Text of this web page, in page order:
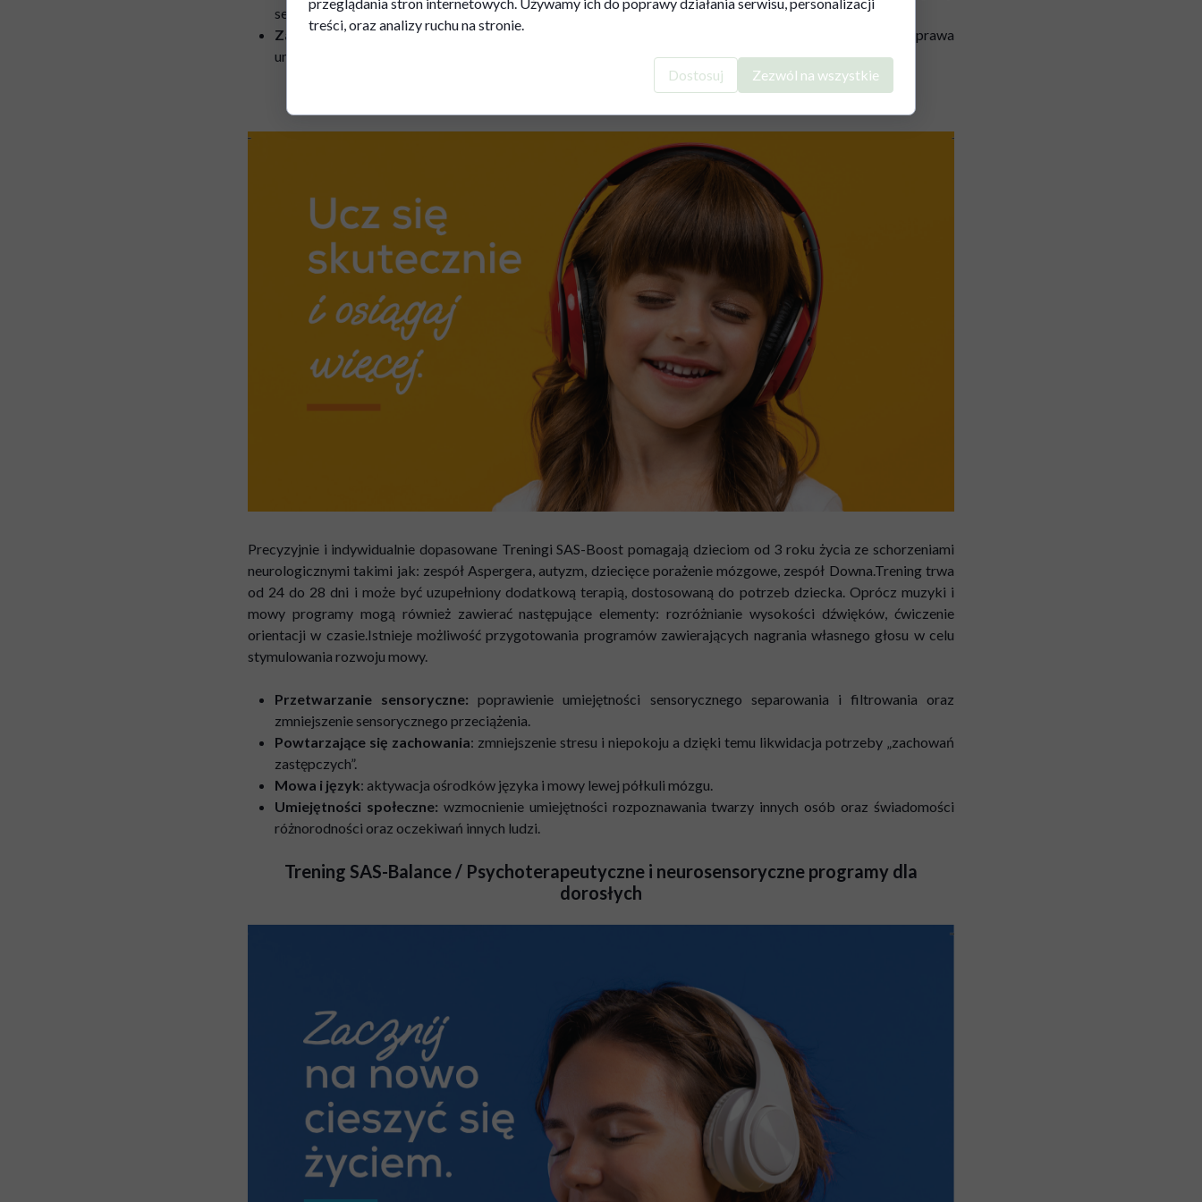
sensorycznej.
Zachowanie i motywacja: zredukowanie stresu i niepokoju wywołanych różnymi czynnikami, poprawa
umiejętności zarządzania czasem, planowania oraz odpowiedzialności za własne działania.
Wspiera dzieci z opóźnieniami/ zaburzeniami w rozwoju
Precyzyjnie i indywidualnie dopasowane Treningi SAS-Boost pomagają dzieciom od 3 roku życia ze schorzeniami
neurologicznymi takimi jak: zespół Aspergera, autyzm, dziecięce porażenie mózgowe, zespół Downa.Trening trwa
od 24 do 28 dni i może być uzupełniony dodatkową terapią, dostosowaną do potrzeb dziecka. Oprócz muzyki i
mowy programy mogą również zawierać następujące elementy: rozróżnianie wysokości dźwięków, ćwiczenie
orientacji w czasie.Istnieje możliwość przygotowania programów zawierających nagrania własnego głosu w celu
stymulowania rozwoju mowy.
Przetwarzanie sensoryczne: poprawienie umiejętności sensorycznego separowania i filtrowania oraz
zmniejszenie sensorycznego przeciążenia.
Powtarzające się zachowania: zmniejszenie stresu i niepokoju a dzięki temu likwidacja potrzeby „zachowań
zastępczych”.
Mowa i język: aktywacja ośrodków języka i mowy lewej półkuli mózgu.
Umiejętności społeczne: wzmocnienie umiejętności rozpoznawania twarzy innych osób oraz świadomości
różnorodności oraz oczekiwań innych ludzi.
Trening SAS-Balance / Psychoterapeutyczne i neurosensoryczne programy dla
dorosłych
treści, oraz analizy ruchu na stronie.
Dostosuj Zezwól na wszystkie